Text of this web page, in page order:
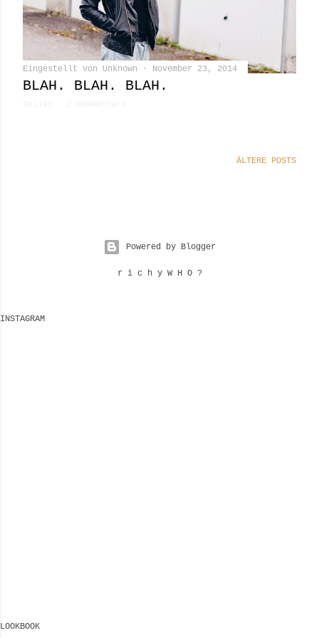
Eingestellt von Unknown November 23, 2014
BLAH. BLAH. BLAH.
ÄLTERE POSTS
Powered by Blogger
r i c h y W H O ?
INSTAGRAM
LOOKBOOK